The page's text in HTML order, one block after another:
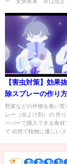
【害虫対策】効果
除スプレーの作り
ーの食材３５０円
レーを自作して家
やバッタから守ろ
野菜などの作物を食い
レー（虫よけ剤）の 作
ーパーで購入できる食
で 自然で植物に優しいス